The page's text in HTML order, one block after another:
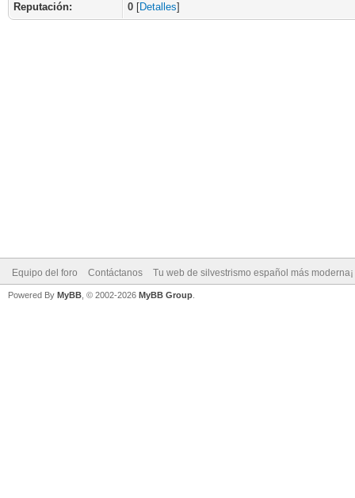
Reputación: 0 [Detalles]
Equipo del foro Contáctanos Tu web de silvestrismo español más moderna¡
Powered By MyBB , © 2002-2026 MyBB Group